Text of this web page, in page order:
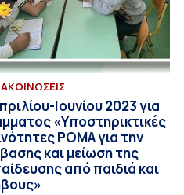
Ιουνίου 2023 για
«Υποστηρικτικές
ΡΟΜΑ για την
και μείωση της
από παιδιά και